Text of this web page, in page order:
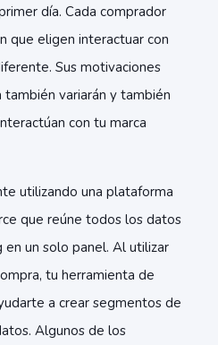
día. Cada comprador
que eligen interactuar con
Sus motivaciones
también variarán y también
con tu marca
utilizando una plataforma
que reúne todos los datos
un solo panel. Al utilizar
tu herramienta de
a crear segmentos de
Algunos de los